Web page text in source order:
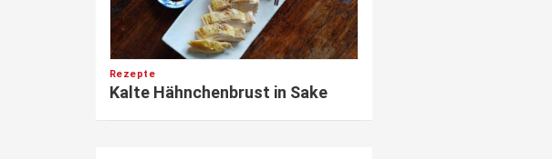
Rezepte
Kalte Hähnchenbrust in Sake